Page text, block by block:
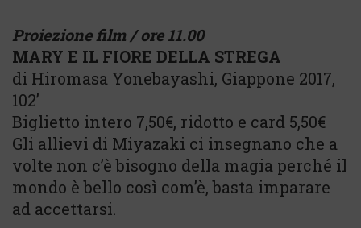
Proiezione film / ore 11.00
MARY E IL FIORE DELLA STREGA
di Hiromasa Yonebayashi, Giappone 2017,
102’
Biglietto intero 7,50€, ridotto e card 5,50€
Gli allievi di Miyazaki ci insegnano che a
volte non c’è bisogno della magia perché il
mondo è bello così com’è, basta imparare
ad accettarsi.